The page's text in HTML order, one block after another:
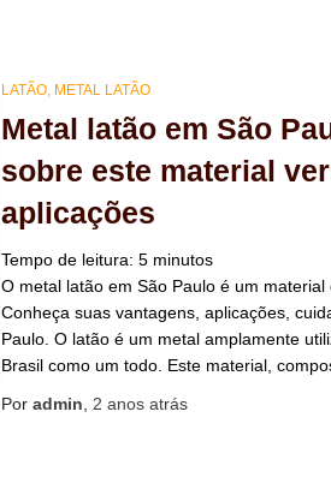
LATÃO METAL LATÃO
Metal latão em São
sobre este material
aplicações
Tempo de leitura: 5 minutos
O metal latão em São Paulo é um
Conheça suas vantagens, aplicações,
Paulo. O latão é um metal amplamente
Brasil como um todo. Este material,
Por admin 2 anosatrás